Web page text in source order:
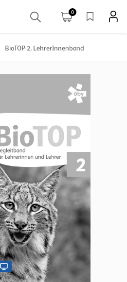
0
BioTOP 2, LehrerInnenband